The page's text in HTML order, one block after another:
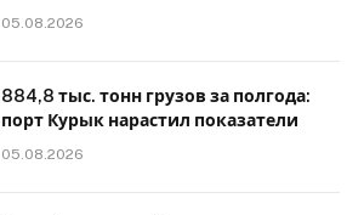
05.08.2026
884,8 тыс. тонн грузов за полгода:
порт Курык нарастил показатели
05.08.2026